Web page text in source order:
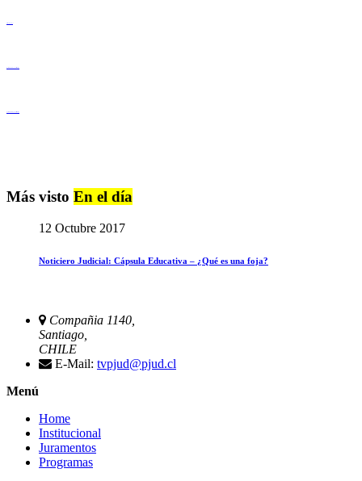
Más visto En el día
12 Octubre 2017
Noticiero Judicial: Cápsula Educativa – ¿Qué es una foja?
Compañia 1140,
Santiago,
CHILE
E-Mail: tvpjud@pjud.cl
Menú
Home
Institucional
Juramentos
Programas